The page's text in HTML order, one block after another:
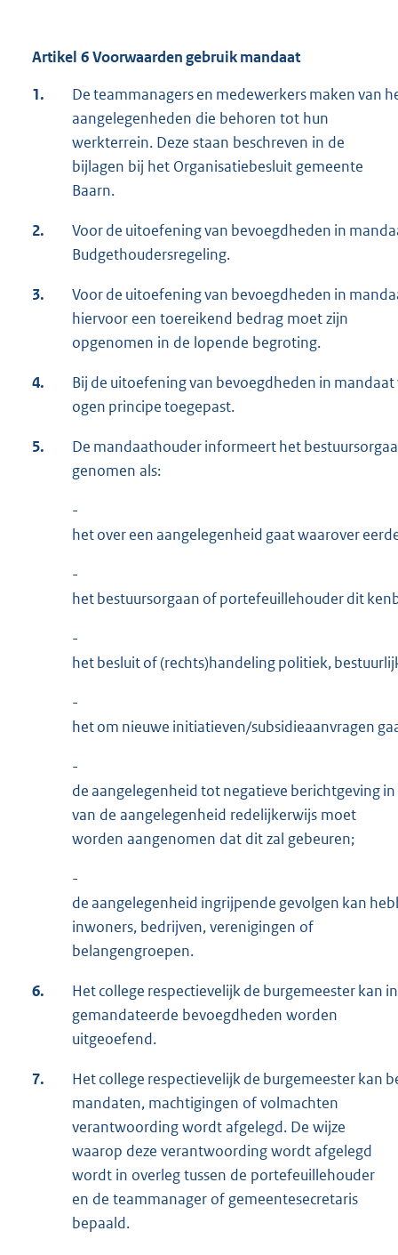
Artikel 6 Voorwaarden gebruik mandaat
1.
De teammanagers en medewerkers maken van
aangelegenheden die behoren tot hun
werkterrein. Deze staan beschreven in de
bijlagen bij het Organisatiebesluit gemeente
Baarn.
2.
Voor de uitoefening van bevoegdheden in
Budgethoudersregeling.
3.
Voor de uitoefening van bevoegdheden in
hiervoor een toereikend bedrag moet zijn
opgenomen in de lopende begroting.
4.
Bij de uitoefening van bevoegdheden in
ogen principe toegepast.
5.
De mandaathouder informeert het
genomen als:
-
het over een aangelegenheid gaat waarover
-
het bestuursorgaan of portefeuillehouder dit
-
het besluit of (rechts)handeling politiek,
-
het om nieuwe initiatieven/subsidieaanvragen
-
de aangelegenheid tot negatieve berichtgeving
van de aangelegenheid redelijkerwijs moet
worden aangenomen dat dit zal gebeuren;
-
de aangelegenheid ingrijpende gevolgen kan
inwoners, bedrijven, verenigingen of
belangengroepen.
6.
Het college respectievelijk de burgemeester kan
gemandateerde bevoegdheden worden
uitgeoefend.
7.
Het college respectievelijk de burgemeester kan
mandaten, machtigingen of volmachten
verantwoording wordt afgelegd. De wijze
waarop deze verantwoording wordt afgelegd
wordt in overleg tussen de portefeuillehouder
en de teammanager of gemeentesecretaris
bepaald.